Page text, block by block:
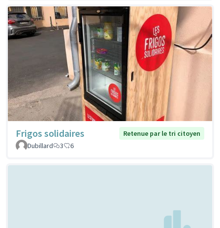
Frigos solidaires
Retenue par le tri citoyen
Dubillard
3 6